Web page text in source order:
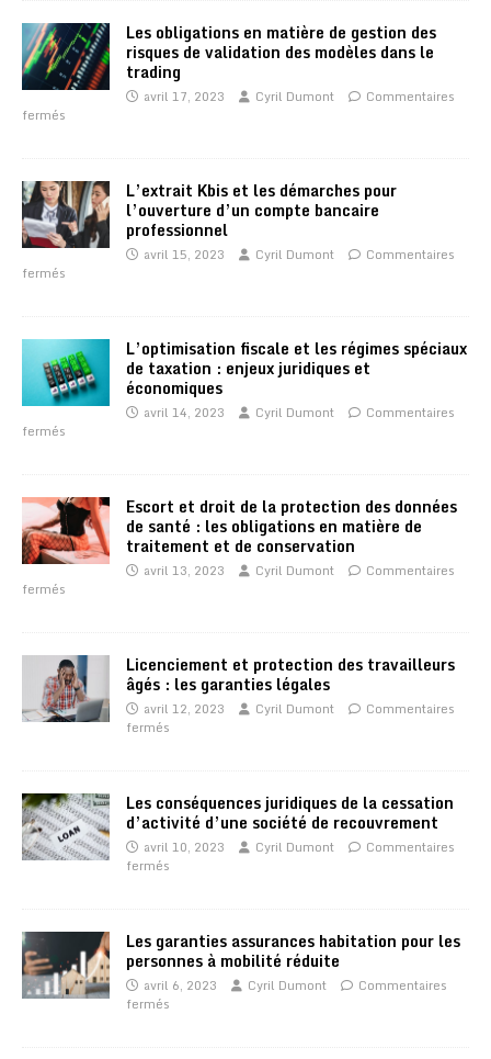
Les obligations en matière de gestion des
risques de validation des modèles dans le
trading
avril 17, 2023 Cyril Dumont
Commentaires
fermés
L’extrait Kbis et les démarches pour
l’ouverture d’un compte bancaire
professionnel
avril 15, 2023 Cyril Dumont
Commentaires
fermés
L’optimisation fiscale et les régimes spéciaux
de taxation : enjeux juridiques et
économiques
avril 14, 2023 Cyril Dumont
Commentaires
fermés
Escort et droit de la protection des données
de santé : les obligations en matière de
traitement et de conservation
avril 13, 2023 Cyril Dumont
Commentaires
fermés
Licenciement et protection des travailleurs
âgés : les garanties légales
avril 12, 2023 Cyril Dumont
Commentaires
fermés
Les conséquences juridiques de la cessation
d’activité d’une société de recouvrement
avril 10, 2023 Cyril Dumont
Commentaires
fermés
Les garanties assurances habitation pour les
personnes à mobilité réduite
avril 6, 2023 Cyril Dumont
Commentaires
fermés